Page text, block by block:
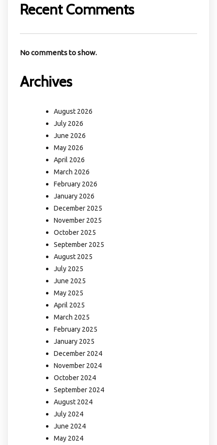
Recent Comments
No comments to show.
Archives
August 2026
July 2026
June 2026
May 2026
April 2026
March 2026
February 2026
January 2026
December 2025
November 2025
October 2025
September 2025
August 2025
July 2025
June 2025
May 2025
April 2025
March 2025
February 2025
January 2025
December 2024
November 2024
October 2024
September 2024
August 2024
July 2024
June 2024
May 2024